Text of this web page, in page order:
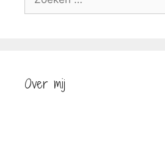
Over mij